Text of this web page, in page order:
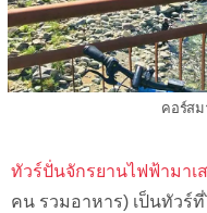
คอร์สม
ทัวร์ปั่นจักรยานไฟฟ้ามาเ
คน รวมอาหาร) เป็นทัวร์